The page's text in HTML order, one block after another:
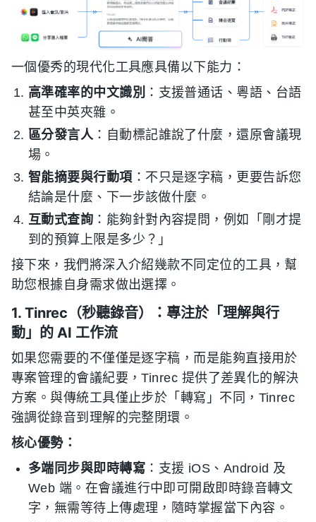
一個優秀的現代化工具應具備以下能力：
高準確率的中文識別 ：支援普通话、粵語、台語
甚至中英夾雜。
區分發言人 ：自動標記誰說了什麼，還原會議現
場。
智能摘要與行動項 ：不只是逐字稿，更要告訴您
結論是什麼、下一步該做什麼。
互動式查詢 ：能夠針對內容提問，例如「剛才提
到的預算上限是多少？」
接下來，我們將深入介紹幾款不同定位的工具，幫
助您根據自身需求做出選擇。
1. Tinrec（秒聽錄音）：專注於「理解與行
動」的 AI 工作流
如果您需要的不僅僅是逐字稿，而是能夠直接用於
專案管理的會議紀要，Tinrec 提供了差異化的解決
方案。與傳統工具僅止步於「轉寫」不同，Tinrec
強調從錄音到理解的完整閉環。
核心優勢：
多端同步與即時轉寫 ：支援 iOS、Android 及
Web 端。在會議進行中即可開啟即時錄音轉文
字，無需等待上傳處理，隨時掌握當下內容。